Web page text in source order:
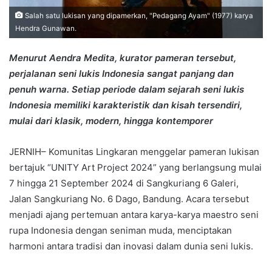
Salah satu lukisan yang dipamerkan, "Pedagang Ayam" (1977) karya
Hendra Gunawan.
Menurut Aendra Medita, kurator pameran tersebut,
perjalanan seni lukis Indonesia sangat panjang dan
penuh warna. Setiap periode dalam sejarah seni lukis
Indonesia memiliki karakteristik dan kisah tersendiri,
mulai dari klasik, modern, hingga kontemporer
JERNIH– Komunitas Lingkaran menggelar pameran lukisan
bertajuk “UNITY Art Project 2024” yang berlangsung mulai
7 hingga 21 September 2024 di Sangkuriang 6 Galeri,
Jalan Sangkuriang No. 6 Dago, Bandung. Acara tersebut
menjadi ajang pertemuan antara karya-karya maestro seni
rupa Indonesia dengan seniman muda, menciptakan
harmoni antara tradisi dan inovasi dalam dunia seni lukis.